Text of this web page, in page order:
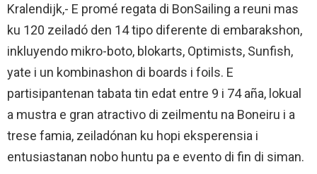
Kralendijk,- E promé regata di BonSailing a reuni mas
ku 120 zeiladó den 14 tipo diferente di embarakshon,
inkluyendo mikro-boto, blokarts, Optimists, Sunfish,
yate i un kombinashon di boards i foils. E
partisipantenan tabata tin edat entre 9 i 74 aña, lokual
a mustra e gran atractivo di zeilmentu na Boneiru i a
trese famia, zeiladónan ku hopi eksperensia i
entusiastanan nobo huntu pa e evento di fin di siman.